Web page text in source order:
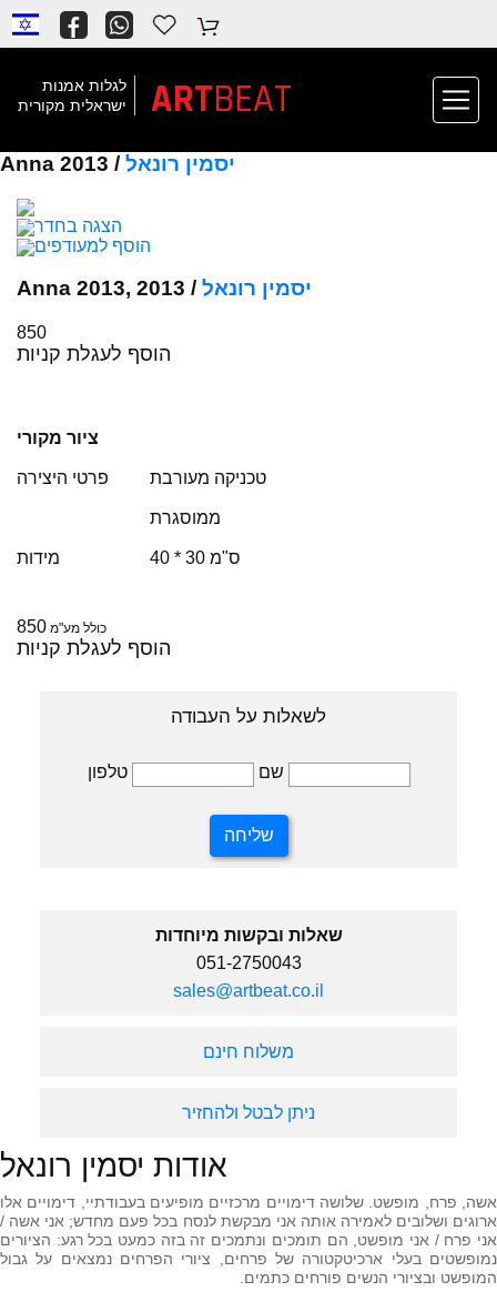
לגלות אמנות
ישראלית מקורית
ARTBEAT
Anna 2013 / יסמין רונאל
הצגה בחדר
הוסף למעודפים
Anna 2013, 2013 / יסמין רונאל
850
הוסף לעגלת קניות
ציור מקורי
פרטי היצירה טכניקה מעורבת
ממוסגרת
מידות 40 * 30 ס"מ
850 כולל מע"מ
הוסף לעגלת קניות
לשאלות על העבודה
שם
שאלות ובקשות מיוחדות
051-2750043
sales@artbeat.co.il
משלוח חינם
ניתן לבטל ולהחזיר
אודות יסמין רונאל
אשה, פרח, מופשט. שלושה דימויים מרכזיים מופיעים בעבודתיי, דימויים אלו
ארוגים ושלובים לאמירה אותה אני מבקשת לנסח בכל פעם מחדש; אני אשה /
אני פרח / אני מופשט, הם תומכים ונתמכים זה בזה כמעט בכל רגע: הציורים
נמופשטים בעלי ארכיטקטורה של פרחים, ציורי הפרחים נמצאים על גבול
המופשט ובציורי הנשים פורחים כתמים.